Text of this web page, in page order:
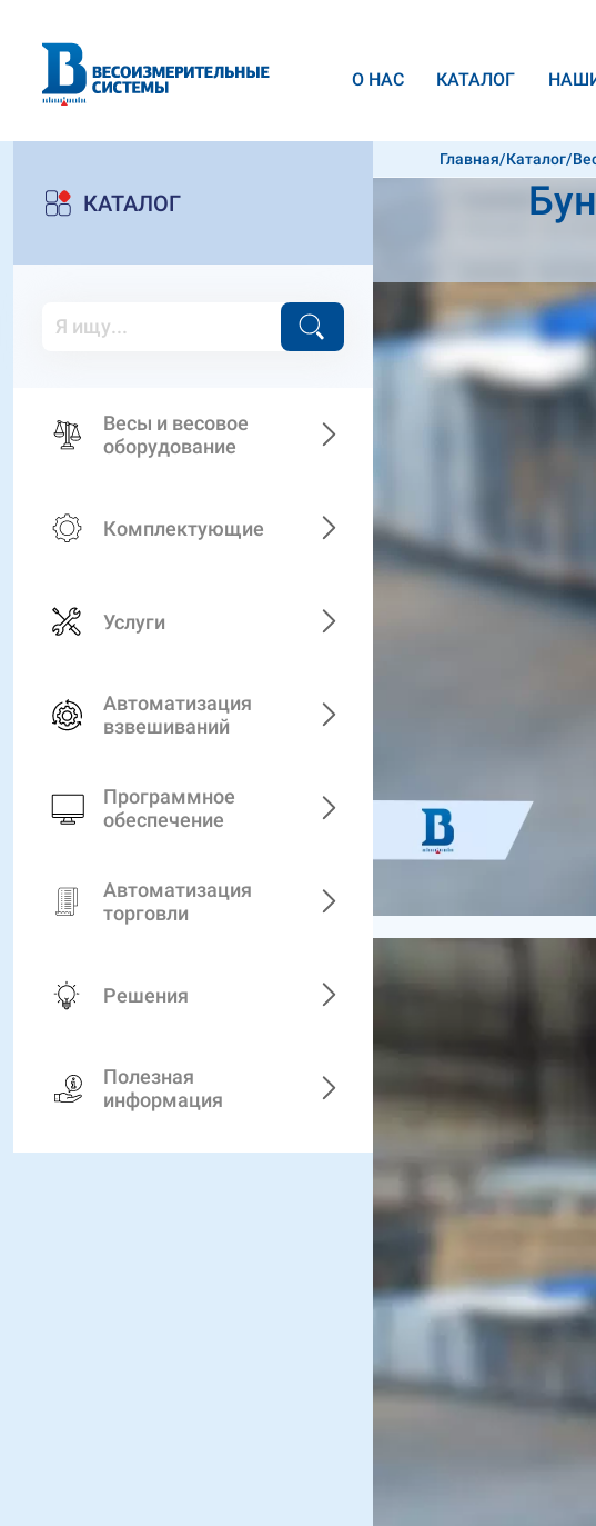
О НАС КАТАЛОГ
КАТАЛОГ
Весы и весовое
оборудование
Комплектующие
Услуги
Автоматизация
взвешиваний
Программное
обеспечение
Автоматизация
торговли
Решения
Полезная
информация
Главная/Каталог/